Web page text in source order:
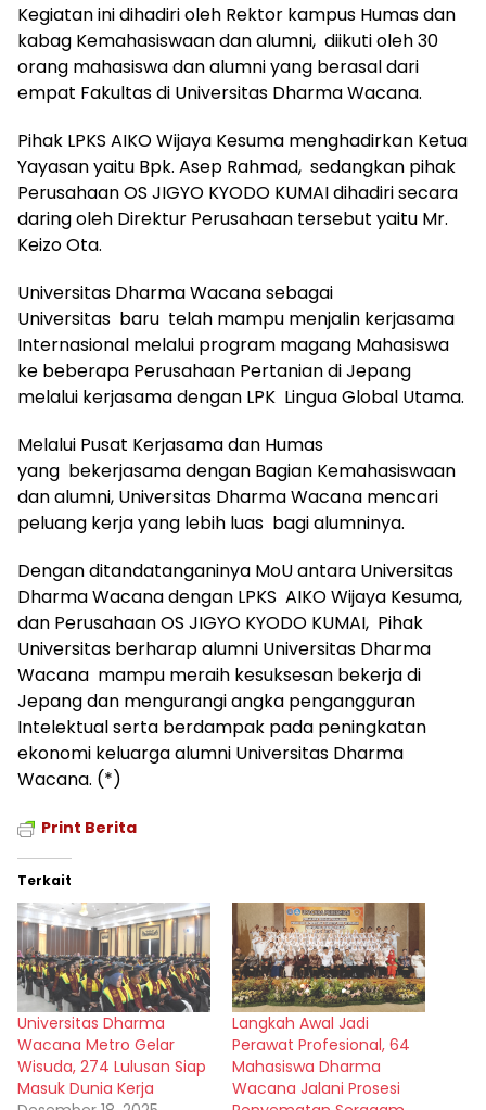
Kegiatan ini dihadiri oleh Rektor kampus Humas dan
kabag Kemahasiswaan dan alumni, diikuti oleh 30
orang mahasiswa dan alumni yang berasal dari
empat Fakultas di Universitas Dharma Wacana.
Pihak LPKS AIKO Wijaya Kesuma menghadirkan Ketua
Yayasan yaitu Bpk. Asep Rahmad, sedangkan pihak
Perusahaan OS JIGYO KYODO KUMAI dihadiri secara
daring oleh Direktur Perusahaan tersebut yaitu Mr.
Keizo Ota.
Universitas Dharma Wacana sebagai
Universitas baru telah mampu menjalin kerjasama
Internasional melalui program magang Mahasiswa
ke beberapa Perusahaan Pertanian di Jepang
melalui kerjasama dengan LPK Lingua Global Utama.
Melalui Pusat Kerjasama dan Humas
yang bekerjasama dengan Bagian Kemahasiswaan
dan alumni, Universitas Dharma Wacana mencari
peluang kerja yang lebih luas bagi alumninya.
Dengan ditandatanganinya MoU antara Universitas
Dharma Wacana dengan LPKS AIKO Wijaya Kesuma,
dan Perusahaan OS JIGYO KYODO KUMAI, Pihak
Universitas berharap alumni Universitas Dharma
Wacana mampu meraih kesuksesan bekerja di
Jepang dan mengurangi angka pengangguran
Intelektual serta berdampak pada peningkatan
ekonomi keluarga alumni Universitas Dharma
Wacana. (*)
Print Berita
Terkait
Universitas Dharma
Wacana Metro Gelar
Wisuda, 274 Lulusan Siap
Masuk Dunia Kerja
Langkah Awal Jadi
Perawat Profesional, 64
Mahasiswa Dharma
Wacana Jalani Prosesi